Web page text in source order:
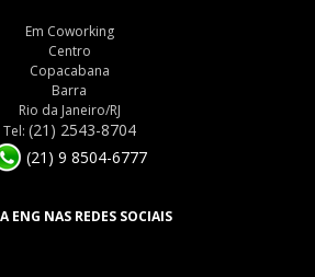
Em Coworking
Centro
Copacabana
Barra
Rio da Janeiro/RJ
Tel: (21) 2543-8704
(21) 9 8504-6777
ENG NAS REDES SOCIAIS